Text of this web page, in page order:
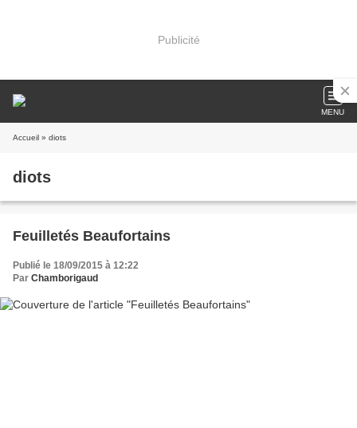
Publicité
MENU
Accueil » diots
diots
Feuilletés Beaufortains
Publié le 18/09/2015 à 12:22
Par Chamborigaud